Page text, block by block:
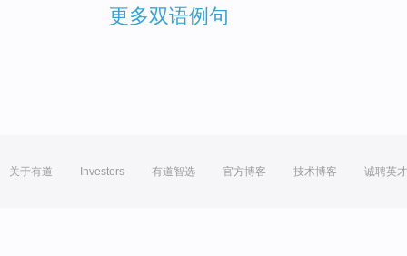
更多双语例句
关于有道 Investors 有道智选 官方博客 技术博客 诚聘英才